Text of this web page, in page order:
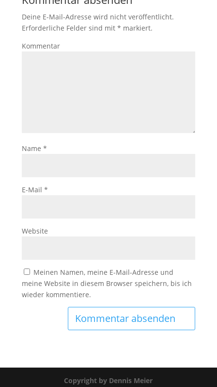
Deine E-Mail-Adresse wird nicht veröffentlicht.
Erforderliche Felder sind mit * markiert.
Kommentar
Name *
E-Mail *
Website
Meinen Namen, meine E-Mail-Adresse und
meine Website in diesem Browser speichern, bis ich
wieder kommentiere.
Copyright by Dennis Meier